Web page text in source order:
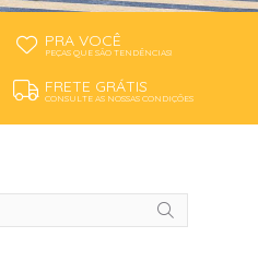
PRA VOCÊ
PEÇAS QUE SÃO TENDÊNCIAS!
FRETE GRÁTIS
CONSULTE AS NOSSAS CONDIÇÕES